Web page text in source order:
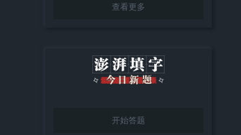
查看更多
开始答题